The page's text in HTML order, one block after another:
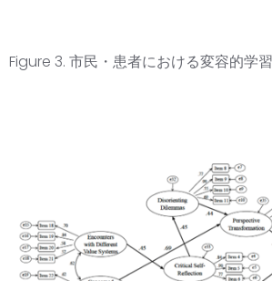
Figure 3. 市民・患者における変容的学